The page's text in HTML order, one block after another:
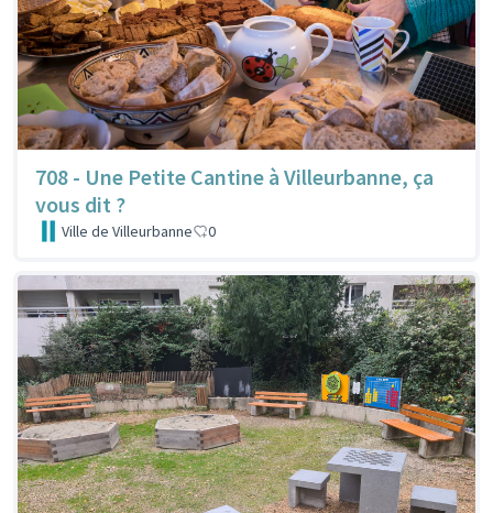
708 - Une Petite Cantine à Villeurbanne, ça
vous dit ?
Ville de Villeurbanne 0